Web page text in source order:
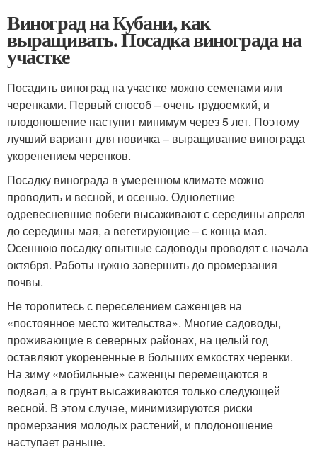
Виноград на Кубани, как
выращивать. Посадка винограда на
участке
Посадить виноград на участке можно семенами или
черенками. Первый способ – очень трудоемкий, и
плодоношение наступит минимум через 5 лет. Поэтому
лучший вариант для новичка – выращивание винограда
укоренением черенков.
Посадку винограда в умеренном климате можно
проводить и весной, и осенью. Однолетние
одревесневшие побеги высаживают с середины апреля
до середины мая, а вегетирующие – с конца мая.
Осеннюю посадку опытные садоводы проводят с начала
октября. Работы нужно завершить до промерзания
почвы.
Не торопитесь с переселением саженцев на
«постоянное место жительства». Многие садоводы,
проживающие в северных районах, на целый год
оставляют укорененные в больших емкостях черенки.
На зиму «мобильные» саженцы перемещаются в
подвал, а в грунт высаживаются только следующей
весной. В этом случае, минимизируются риски
промерзания молодых растений, и плодоношение
наступает раньше.